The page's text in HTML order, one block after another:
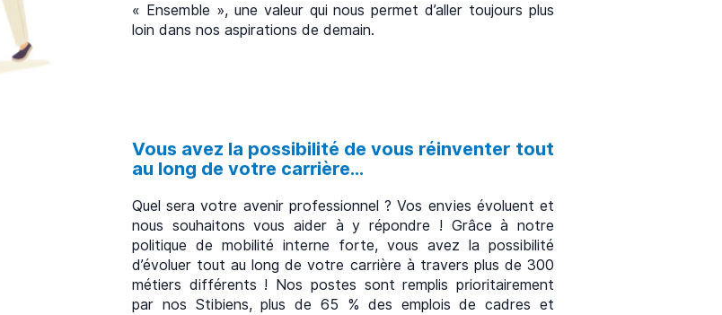
« Ensemble », une valeur qui nous permet d’aller toujours plus
loin dans nos aspirations de demain.
Vous avez la possibilité de vous réinventer tout
au long de votre carrière...
Quel sera votre avenir professionnel ? Vos envies évoluent et
nous souhaitons vous aider à y répondre ! Grâce à notre
politique de mobilité interne forte, vous avez la possibilité
d’évoluer tout au long de votre carrière à travers plus de 300
métiers différents ! Nos postes sont remplis prioritairement
par nos Stibiens, plus de 65 % des emplois de cadres et